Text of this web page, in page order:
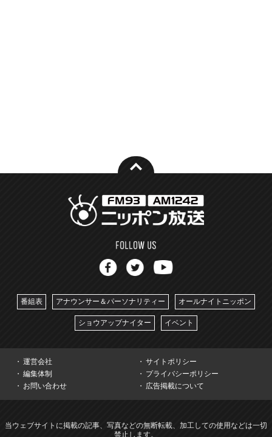
番組表 アナウンサー＆パーソナリティー オールナイトニッポン
ショウアップナイター イベント
運営会社
サイトポリシー
編集体制
プライバシーポリシー
お問い合わせ
広告掲載について
当ウェブサイトに掲載の記事、写真などの無断転載、加工しての使用などは一切
禁止します。